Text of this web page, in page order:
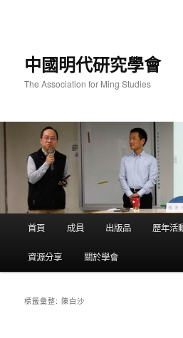
中國明代研究學會
The Association for Ming Studies
首頁 成員 出版品 歷年活
資源分享 關於學會
標籤彙整:陳白沙